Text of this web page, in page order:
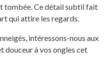
tombée. Ce détail subtil fait
qui attire les regards.
intéressons-nous aux
douceur à vos ongles cet